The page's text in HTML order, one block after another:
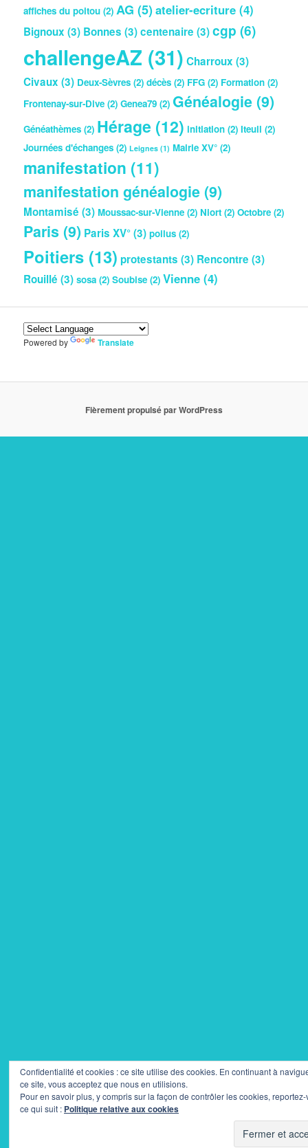
affiches du poitou (2) AG (5)atelier-ecriture (4)
Bignoux (3) Bonnes (3)centenaire (3)cgp (6)
challengeAZ (31) Charroux (3)
Civaux (3) Deux-Sèvres (2) décès (2) FFG (2) Formation (2)
Frontenay-sur-Dive (2) Genea79 (2) Généalogie(9)
Généathèmes (2) Hérage (12) initiation (2) Iteuil (2)
Journées d'échanges (2) Leignes (1) Mairie XV° (2)
manifestation (11)
manifestation généalogie(9)
Montamisé (3) Moussac-sur-Vienne (2) Niort (2) Octobre (2)
Paris (9) Paris XV°(3) poilus (2)
Poitiers (13) protestants (3) Rencontre (3)
Rouillé (3) sosa (2) Soubise (2) Vienne (4)
Powered by Translate
Fièrement propulsé par WordPress
Confidentialité et cookies : ce site utilise des cookies. En continuant à
ce site, vous acceptez que nous en utilisions.
Pour en savoir plus, y compris sur la façon de contrôler les cookies,
ce qui suit : Politique relative aux cookies